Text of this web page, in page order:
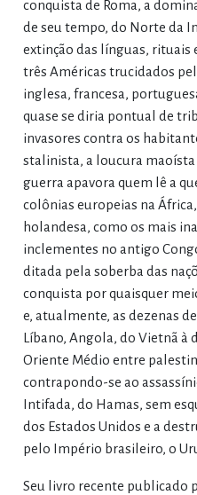
conquista de Roma, a
de seu tempo, do Norte da
extinção das línguas, rituais
três Américas trucidados
inglesa, francesa,
quase se diria pontual de
invasores contra os
stalinista, a loucura maoísta
guerra apavora quem lê a
colônias europeias na
holandesa, como os mais
inclementes no antigo
ditada pela soberba das
conquista por quaisquer
e, atualmente, as dezenas
Líbano, Angola, do Vietnã à
Oriente Médio entre
contrapondo-se ao
Intifada, do Hamas, sem
dos Estados Unidos e a
pelo Império brasileiro, o
Seu livro recente publicado